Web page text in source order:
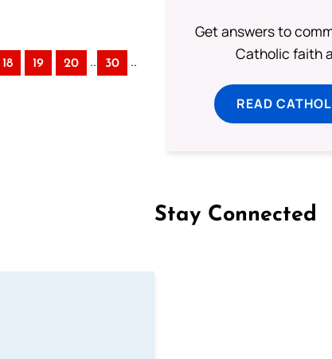
18 19 20 .. 30 ..
Get answers to
Catholic faith
READ
Stay Connected